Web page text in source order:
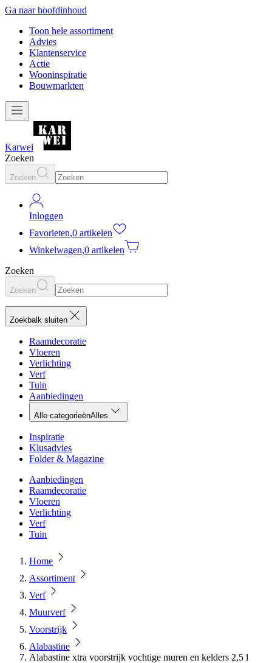
Ga naar hoofdinhoud
Toon hele assortiment
Advies
Klantenservice
Actie
Wooninspiratie
Bouwmarkten
Karwei
Zoeken
Zoeken
Inloggen
Favorieten,0 artikelen
Winkelwagen,0 artikelen
Zoeken
Zoeken
Zoekbalk sluiten
Raamdecoratie
Vloeren
Verlichting
Verf
Tuin
Aanbiedingen
Alle categorieënAlles
Inspiratie
Klusadvies
Folder & Magazine
Aanbiedingen
Raamdecoratie
Vloeren
Verlichting
Verf
Tuin
Home
Assortiment
Verf
Muurverf
Voorstrijk
Alabastine
Alabastine xtra voorstrijk vochtige muren en kelders 2,5 l